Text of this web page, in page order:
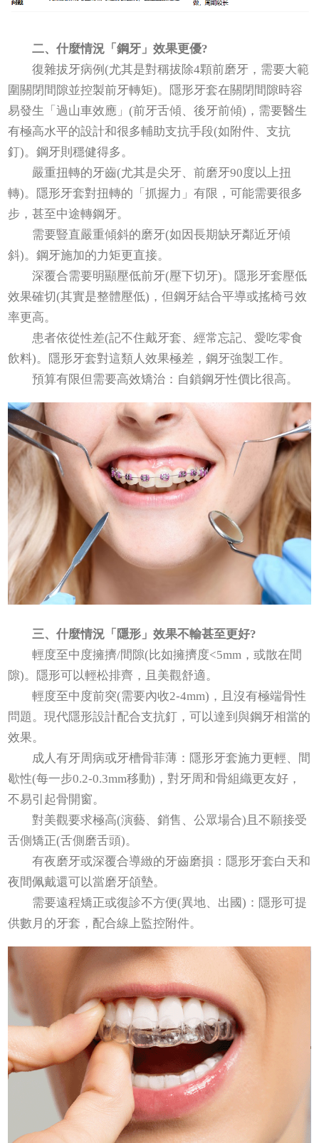
二、什麼情況「鋼牙」效果更優?
復雜拔牙病例(尤其是對稱拔除4顆前磨牙，需要大範
圍關閉間隙並控製前牙轉矩)。隱形牙套在關閉間隙時容
易發生「過山車效應」(前牙舌傾、後牙前傾)，需要醫生
有極高水平的設計和很多輔助支抗手段(如附件、支抗
釘)。鋼牙則穩健得多。
嚴重扭轉的牙齒(尤其是尖牙、前磨牙90度以上扭
轉)。隱形牙套對扭轉的「抓握力」有限，可能需要很多
步，甚至中途轉鋼牙。
需要豎直嚴重傾斜的磨牙(如因長期缺牙鄰近牙傾
斜)。鋼牙施加的力矩更直接。
深覆合需要明顯壓低前牙(壓下切牙)。隱形牙套壓低
效果確切(其實是整體壓低)，但鋼牙結合平導或搖椅弓效
率更高。
患者依從性差(記不住戴牙套、經常忘記、愛吃零食
飲料)。隱形牙套對這類人效果極差，鋼牙強製工作。
預算有限但需要高效矯治：自鎖鋼牙性價比很高。
三、什麼情況「隱形」效果不輸甚至更好?
輕度至中度擁擠/間隙(比如擁擠度<5mm，或散在間
隙)。隱形可以輕松排齊，且美觀舒適。
輕度至中度前突(需要內收2-4mm)，且沒有極端骨性
問題。現代隱形設計配合支抗釘，可以達到與鋼牙相當的
效果。
成人有牙周病或牙槽骨菲薄：隱形牙套施力更輕、間
歇性(每一步0.2-0.3mm移動)，對牙周和骨組織更友好，
不易引起骨開窗。
對美觀要求極高(演藝、銷售、公眾場合)且不願接受
舌側矯正(舌側磨舌頭)。
有夜磨牙或深覆合導緻的牙齒磨損：隱形牙套白天和
夜間佩戴還可以當磨牙頜墊。
需要遠程矯正或復診不方便(異地、出國)：隱形可提
供數月的牙套，配合線上監控附件。